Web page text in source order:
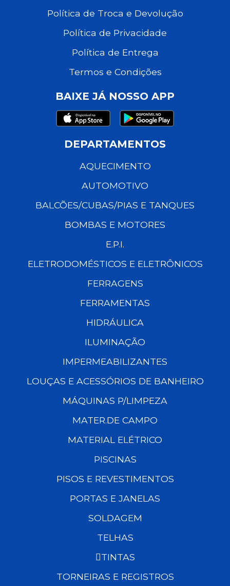
Política de Troca e Devolução
Política de Privacidade
Política de Entrega
Termos e Condições
BAIXE JÁ NOSSO APP
DEPARTAMENTOS
AQUECIMENTO
AUTOMOTIVO
BALCÕES/CUBAS/PIAS E TANQUES
BOMBAS E MOTORES
E.P.I.
ELETRODOMÉSTICOS E ELETRÔNICOS
FERRAGENS
FERRAMENTAS
HIDRÁULICA
ILUMINAÇÃO
IMPERMEABILIZANTES
LOUÇAS E ACESSÓRIOS DE BANHEIRO
MÁQUINAS P/LIMPEZA
MATER.DE CAMPO
MATERIAL ELÉTRICO
PISCINAS
PISOS E REVESTIMENTOS
PORTAS E JANELAS
SOLDAGEM
TELHAS
TINTAS
TORNEIRAS E REGISTROS